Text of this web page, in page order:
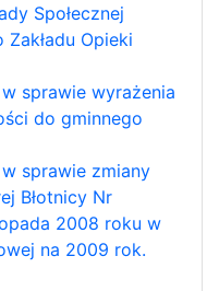
Społecznej
Opieki
sprawie wyrażenia
do gminnego
sprawie zmiany
Błotnicy Nr
2008 roku w
na 2009 rok.